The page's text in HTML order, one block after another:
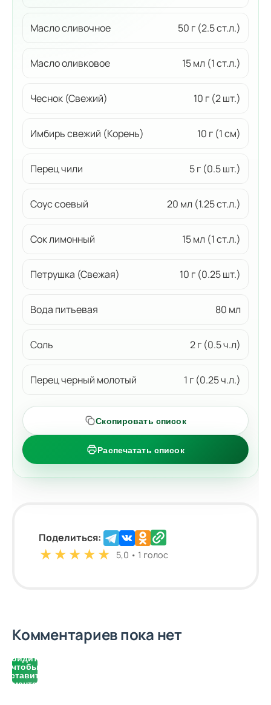
Масло сливочное 50 г (2.5 ст.л.)
Масло оливковое 15 мл (1 ст.л.)
Чеснок (Свежий) 10 г (2 шт.)
Имбирь свежий (Корень) 10 г (1 см)
Перец чили 5 г (0.5 шт.)
Соус соевый 20 мл (1.25 ст.л.)
Сок лимонный 15 мл (1 ст.л.)
Петрушка (Свежая) 10 г (0.25 шт.)
Вода питьевая 80 мл
Соль 2 г (0.5 ч.л)
Перец черный молотый 1 г (0.25 ч.л.)
Скопировать список
Распечатать список
Поделиться:
★ ★ ★ ★ ★ 5,0 • 1 голос
Комментариев пока нет
Войдите,
чтобы
оставить